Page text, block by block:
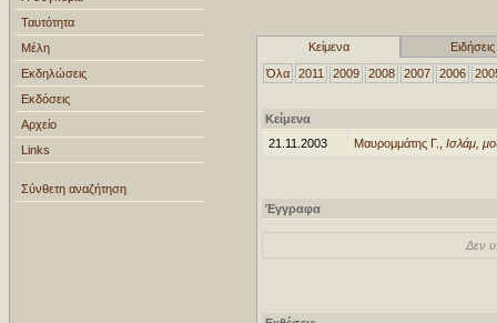
Ταυτότητα
Μέλη
Εκδηλώσεις
Εκδόσεις
Αρχείο
Links
Σύνθετη αναζήτηση
Κείμενα
Ειδήσεις
Όλα
2011 2009 2008 2007 2006
Κείμενα
21.11.2003
Μαυρομμάτης Γ., Iσλάμ,
Έγγραφα
Δεν